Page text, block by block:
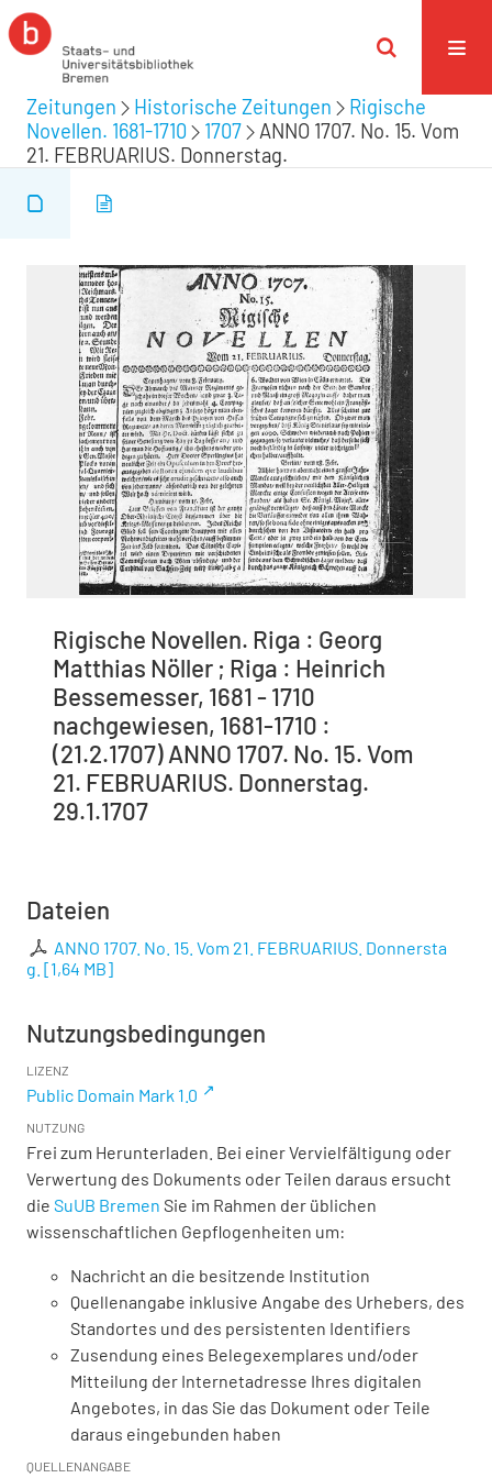
Zeitungen Historische Zeitungen
Rigische
Novellen. 1681-1710
1707
ANNO 1707. No. 15. Vom
21. FEBRUARIUS. Donnerstag.
Rigische Novellen. Riga : Georg
Matthias Nöller ; Riga : Heinrich
Bessemesser, 1681 - 1710
nachgewiesen, 1681-1710 :
(21.2.1707) ANNO 1707. No. 15. Vom
21. FEBRUARIUS. Donnerstag.
29.1.1707
Dateien
ANNO 1707. No. 15. Vom 21. FEBRUARIUS. Donnersta
g. [1,64 MB]
Nutzungsbedingungen
LIZENZ
Public Domain Mark 1.0
NUTZUNG
Frei zum Herunterladen. Bei einer Vervielfältigung oder
Verwertung des Dokuments oder Teilen daraus ersucht
die SuUB Bremen Sie im Rahmen der üblichen
wissenschaftlichen Gepflogenheiten um:
Nachricht an die besitzende Institution
Quellenangabe inklusive Angabe des Urhebers, des
Standortes und des persistenten Identifiers
Zusendung eines Belegexemplares und/oder
Mitteilung der Internetadresse Ihres digitalen
Angebotes, in das Sie das Dokument oder Teile
daraus eingebunden haben
QUELLENANGABE